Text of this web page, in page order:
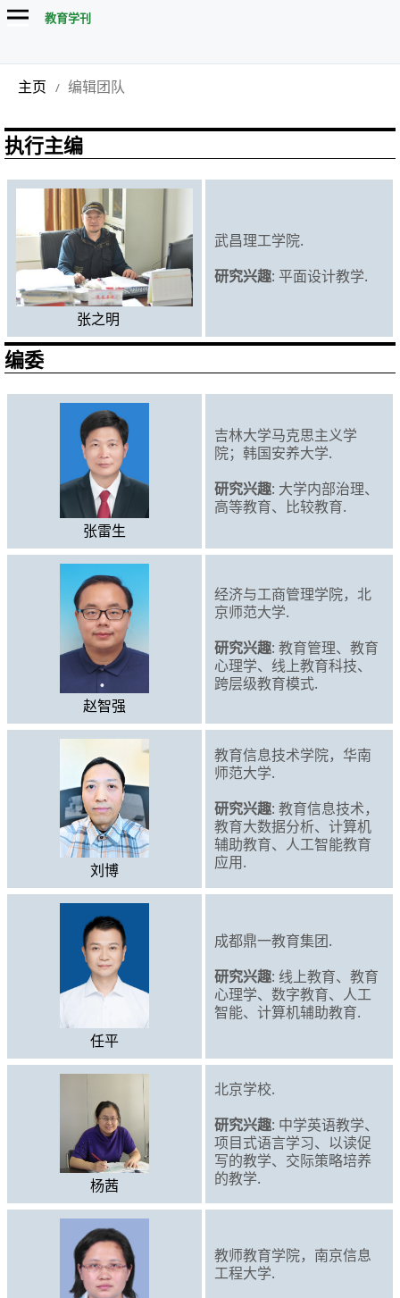
教育学刊
主页 / 编辑团队
执行主编
张之明
武昌理工学院.
研究兴趣: 平面设计教学.
编委
张雷生
吉林大学马克思主义学
院；韩国安养大学.
研究兴趣: 大学内部治理、
高等教育、比较教育.
赵智强
经济与工商管理学院，北
京师范大学.
研究兴趣: 教育管理、教育
心理学、线上教育科技、
跨层级教育模式.
刘博
教育信息技术学院，华南
师范大学.
研究兴趣: 教育信息技术，
教育大数据分析、计算机
辅助教育、人工智能教育
应用.
任平
成都鼎一教育集团.
研究兴趣: 线上教育、教育
心理学、数字教育、人工
智能、计算机辅助教育.
杨茜
北京学校.
研究兴趣: 中学英语教学、
项目式语言学习、以读促
写的教学、交际策略培养
的教学.
教师教育学院，南京信息
工程大学.